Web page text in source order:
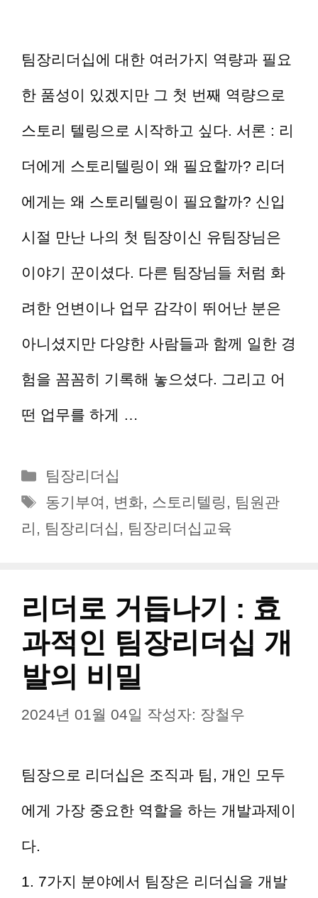
팀장리더십에 대한 여러가지 역량과 필요
한 품성이 있겠지만 그 첫 번째 역량으로
스토리 텔링으로 시작하고 싶다. 서론 : 리
더에게 스토리텔링이 왜 필요할까? 리더
에게는 왜 스토리텔링이 필요할까? 신입
시절 만난 나의 첫 팀장이신 유팀장님은
이야기 꾼이셨다. 다른 팀장님들 처럼 화
려한 언변이나 업무 감각이 뛰어난 분은
아니셨지만 다양한 사람들과 함께 일한 경
험을 꼼꼼히 기록해 놓으셨다. 그리고 어
떤 업무를 하게 …
카
테
리
팀장리더십
태
그
동기부여 , 변화, 스토리텔링 , 팀원관
리 , 팀장리더십 , 팀장리더십교육
리더로 거듭나기 : 효
과적인 팀장리더십 개
발의 비밀
2024년 01월 04일 작성자: 장철우
팀장으로 리더십은 조직과 팀, 개인 모두
에게 가장 중요한 역할을 하는 개발과제이
다.
1. 7가지 분야에서 팀장은 리더십을 개발